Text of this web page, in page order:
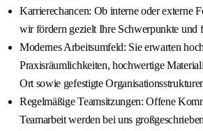
Karrierechancen: Ob interne oder externe
wir fördern gezielt Ihre Schwerpunkte und
Modernes Arbeitsumfeld: Sie erwarten
Praxisräumlichkeiten, hochwertige
Ort sowie gefestigte
Regelmäßige Teamsitzungen: Offene
Teamarbeit werden bei uns